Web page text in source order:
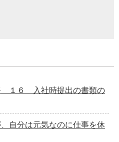
１６ 入社時提出の書類の
自分は元気なのに仕事を休